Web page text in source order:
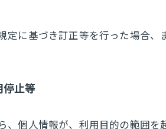
定に基づき訂正等を行った場合
止等
、個人情報が、利用目的の範囲